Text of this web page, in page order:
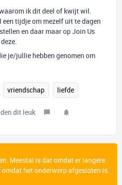
ik dit deel of kwijt wil.
tijdje om mezelf uit te dagen
en daar maar op Join Us
je/jullie hebben genomen om
vriendschap liefde
dit leuk
Meestal is dat omdat er langere
het onderwerp afgesloten is.